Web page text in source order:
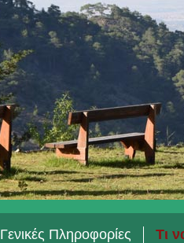
Γενικές Πληροφορίες Τι